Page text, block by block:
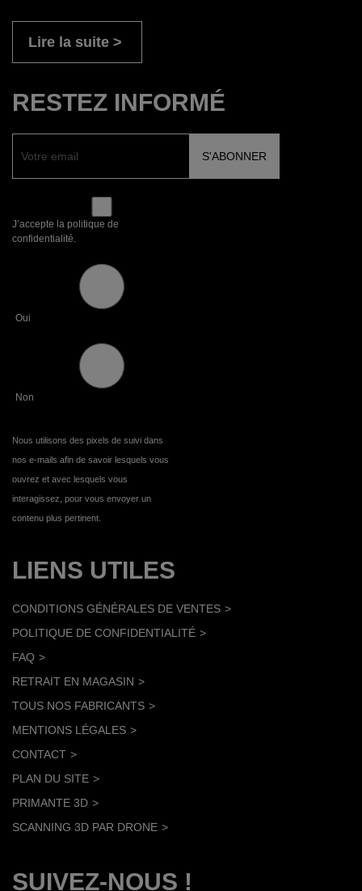
Lire la suite
RESTEZ INFORMÉ
J’accepte la politique de
confidentialité.
Oui
Non
Nous utilisons des pixels de suivi dans
nos e-mails afin de savoir lesquels vous
ouvrez et avec lesquels vous
interagissez, pour vous envoyer un
contenu plus pertinent.
LIENS UTILES
CONDITIONS GÉNÉRALES DE VENTES
POLITIQUE DE CONFIDENTIALITÉ
FAQ
RETRAIT EN MAGASIN
TOUS NOS FABRICANTS
MENTIONS LÉGALES
CONTACT
PLAN DU SITE
PRIMANTE 3D
SCANNING 3D PAR DRONE
SUIVEZ-NOUS !